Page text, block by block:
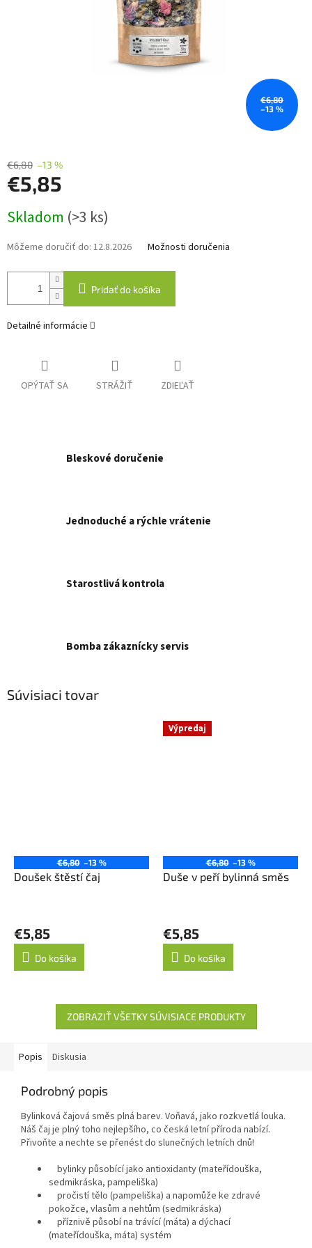
€6,80
–13 %
€6,80 –13 %
€5,85
cena:
Skladom (>3 ks)
Môžeme doručiť do: 12.8.2026 Možnosti doručenia
Pridať do košíka
Detailné informácie
OPÝTAŤ SA STRÁŽIŤ ZDIEĽAŤ
Bleskové doručenie
Jednoduché a rýchle vrátenie
Starostlivá kontrola
Bomba zákaznícky servis
Súvisiaci tovar
€6,80 –13 %
Doušek štěstí čaj
€5,85
Do košíka
Výpredaj
€6,80 –13 %
Duše v peří bylinná směs
€5,85
Do košíka
ZOBRAZIŤ VŠETKY SÚVISIACE PRODUKTY
Popis Diskusia
Podrobný popis
Bylinková čajová směs plná barev. Voňavá, jako rozkvetlá louka.
Náš čaj je plný toho nejlepšího, co česká letní příroda nabízí.
Přivoňte a nechte se přenést do slunečných letních dnů!
bylinky působící jako antioxidanty (mateřídouška,
sedmikráska, pampeliška)
pročistí tělo (pampeliška) a napomůže ke zdravé
pokožce, vlasům a nehtům (sedmikráska)
příznivě působí na trávící (máta) a dýchací
(mateřídouška, máta) systém